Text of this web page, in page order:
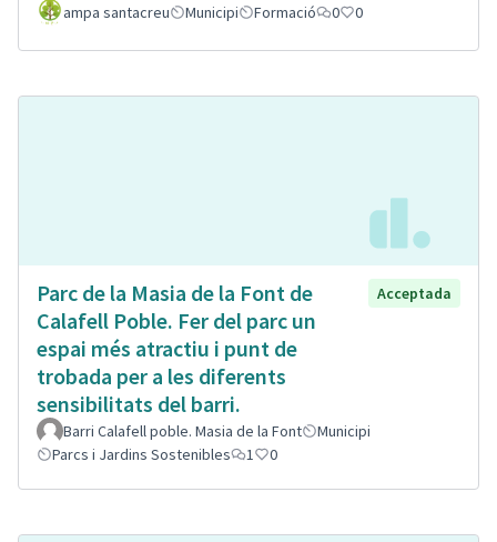
ampa santacreu Municipi Formació 0 0
Parc de la Masia de la Font de
Calafell Poble. Fer del parc un
espai més atractiu i punt de
trobada per a les diferents
sensibilitats del barri.
Acceptada
Barri Calafell poble. Masia de la Font
Municipi
Parcs i Jardins Sostenibles
1 0